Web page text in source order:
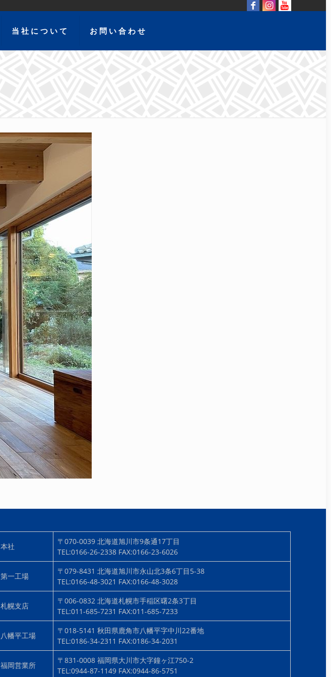
当社について お問い合わせ
本社
〒070-0039北海道旭川市9条通17丁目
TEL:0166-26-2338 FAX:0166-23-6026
第一工場
〒079-8431北海道旭川市永山北3条6丁目5-38
TEL:0166-48-3021 FAX:0166-48-3028
札幌支店
〒006-0832北海道札幌市手稲区曙2条3丁目
TEL:011-685-7231 FAX:011-685-7233
八幡平工場
〒018-5141秋田県鹿角市八幡平字中川22番地
TEL:0186-34-2311 FAX:0186-34-2031
福岡営業所
〒831-0008福岡県大川市大字鐘ヶ江750-2
TEL:0944-87-1149 FAX:0944-86-5751